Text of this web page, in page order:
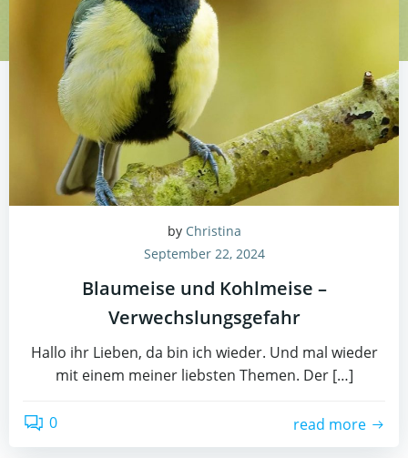
by Christina
September 22, 2024
Blaumeise und Kohlmeise –
Verwechslungsgefahr
Hallo ihr Lieben, da bin ich wieder. Und mal wieder
mit einem meiner liebsten Themen. Der […]
0 read more